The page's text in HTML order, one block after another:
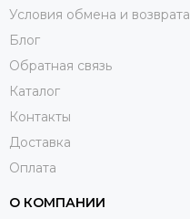
Условия обмена и возврата
Блог
Обратная связь
Каталог
Контакты
Доставка
Оплата
О КОМПАНИИ